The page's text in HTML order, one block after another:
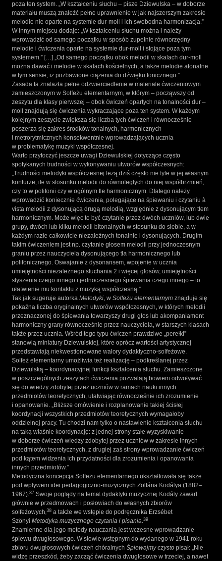
poza ten system. „W kształceniu słuchu – pisze Dziewulska – w doborze
materiału muszą znaleźć pełne uprawnienie w jak najszerszym zakresie
melodie nie oparte na systemie dur-moll i ich swobodna harmonizacja.”
W innym miejscu dodaje: „W kształceniu słuchu można i należy
wprowadzić od samego początku w sposób zupełnie równorzędny
melodie i ćwiczenia oparte na systemie dur-moll i stojące poza tym
systemem.” […] „Od samego początku obok melodii w skalach dur-moll
można dawać i melodie w skalach kościelnych, a także melodie atonalne
w tym sensie, iż pozbawione ciążenia do dźwięku tonicznego.”
Zasada ta znalazła pełne odzwierciedlenie w materiale ćwiczeniowym
zamieszczonym w Solfeżu elementarnym, w którym – począwszy od
zeszytu dla klasy pierwszej – obok ćwiczeń opartych na tonalności dur –
moll znajdują się ćwiczenia wykraczające poza ten system. W każdym
kolejnym zeszycie zwiększa się liczba tych ćwiczeń i równocześnie
poszerza się zakres środków tonalnych, harmonicznych
i metrorytmicznych konsekwentnie wprowadzających ucznia
w problematykę muzyki współczesnej.
Warto przytoczyć jeszcze uwagi Dziewulskiej dotyczące często
spotykanych trudności w wykonywaniu utworów współczesnych:
„Trudności melodyki współczesnej leżą dziś często nie tyle w jej własnym
konturze, ile w stosunku melodii do równoległych do niej współbrzmień,
czy to w polifonii czy w ogólnym tle harmonicznym. Dlatego należy
wprowadzić koniecznie ćwiczenia, polegające na śpiewaniu i czytaniu à
vista melodii z dysonującą drugą melodią, względnie z dysonującym tłem
harmonicznym. Może więc to być czytanie przez dwóch uczniów, lub dwie
grupy, dwóch lub kilku melodii bitonalnych w stosunku do siebie, a w
każdym razie całkowicie niezależnych tonalnie i dysonujących. Drugim
takim ćwiczeniem jest np. czytanie głosem melodii przy jednoczesnym
graniu przez nauczyciela dysonującego tła harmonicznego lub
polifonicznego. Oswajanie z dysonansem, wpojenie w ucznia
umiejętności niezależnego słuchania 2 i więcej głosów, umiejętności
słyszenia czego innego i jednoczesnego śpiewania czego innego – to
ułatwienie mu kontaktu z muzyką współczesną.”
Tak jak sugeruje autorka Metodyki, w Solfeżu elementarnym znajduje się
pokaźna liczba oryginalnych utworów współczesnych, w których melodii
przeznaczonej do śpiewania towarzyszy drugi głos lub akompaniament
harmoniczny grany równocześnie przez nauczyciela, w starszych klasach
także przez ucznia. Wśród tego typu ćwiczeń prawdziwe „perełki”
stanowią miniatury Dziewulskiej, które oprócz wartości artystycznej
przedstawiają niekwestionowane walory dydaktyczno-solfeżowe.
Solfeż elementarny umożliwia też realizację – podkreślanej przez
Dziewulską – koordynacyjnej funkcji kształcenia słuchu. Zamieszczone
w poszczególnych zeszytach ćwiczenia pozwalają bowiem odwoływać
się do wiedzy zdobytej przez uczniów w ramach nauki innych
przedmiotów teoretycznych, ułatwiając równocześnie ich zrozumienie
i opanowanie. „Bliższe omówienie i rozplanowanie takiej ścisłej
koordynacji wszystkich przedmiotów teoretycznych wymagałoby
oddzielnej pracy. Tu chodzi nam tylko o nastawienie kształcenia słuchu
na taką właśnie koordynację: z jednej strony stałe wyzyskiwanie
w doborze ćwiczeń wiedzy zdobytej przez uczniów w zakresie innych
przedmiotów teoretycznych, z drugiej zaś strony wprowadzanie ćwiczeń
pod kątem widzenia ich przydatności dla zrozumienia i opanowania
innych przedmiotów.”
Metodyczna koncepcja Solfeżu elementarnego ukształtowała się także
pod wpływem idei pedagogiczno-muzycznych Zoltána Kodálya (1882–
1967).37 Swoje poglądy na temat dydaktyki muzycznej Kodály zawarł
głównie w przedmowach i posłowiach do własnych zbiorów
solfeżowych,38 a także we wstępie do podręcznika Erzsébet
Szönyi Metodyka muzycznego czytania i pisania.39
Znamienne dla jego metody nauczania jest wczesne wprowadzanie
śpiewu dwugłosowego. W słowie wstępnym do wydanego w 1941 roku
zbioru dwugłosowych ćwiczeń chóralnych Śpiewajmy czysto pisał: „Nie
widzę przeszkód, żeby zacząć ćwiczenia dwugłosowe w trzeciej, a nawet